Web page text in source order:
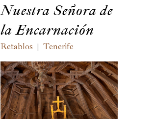
Nuestra Señora de
la Encarnación
Retablos | Tenerife